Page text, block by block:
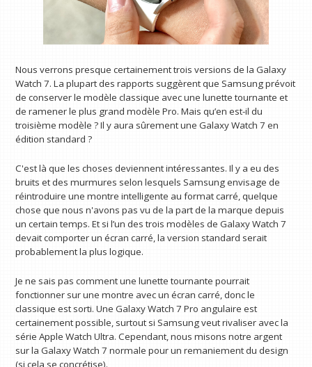
Nous verrons presque certainement trois versions de la Galaxy
Watch 7. La plupart des rapports suggèrent que Samsung prévoit
de conserver le modèle classique avec une lunette tournante et
de ramener le plus grand modèle Pro. Mais qu’en est-il du
troisième modèle ? Il y aura sûrement une Galaxy Watch 7 en
édition standard ?
C'est là que les choses deviennent intéressantes. Il y a eu des
bruits et des murmures selon lesquels Samsung envisage de
réintroduire une montre intelligente au format carré, quelque
chose que nous n'avons pas vu de la part de la marque depuis
un certain temps. Et si l’un des trois modèles de Galaxy Watch 7
devait comporter un écran carré, la version standard serait
probablement la plus logique.
Je ne sais pas comment une lunette tournante pourrait
fonctionner sur une montre avec un écran carré, donc le
classique est sorti. Une Galaxy Watch 7 Pro angulaire est
certainement possible, surtout si Samsung veut rivaliser avec la
série Apple Watch Ultra. Cependant, nous misons notre argent
sur la Galaxy Watch 7 normale pour un remaniement du design
(si cela se concrétise).